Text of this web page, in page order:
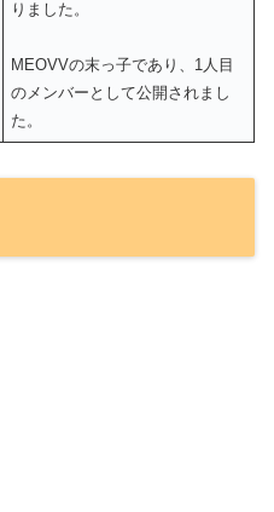
りました。
MEOVVの末っ子であり、1人目
のメンバーとして公開されまし
た。